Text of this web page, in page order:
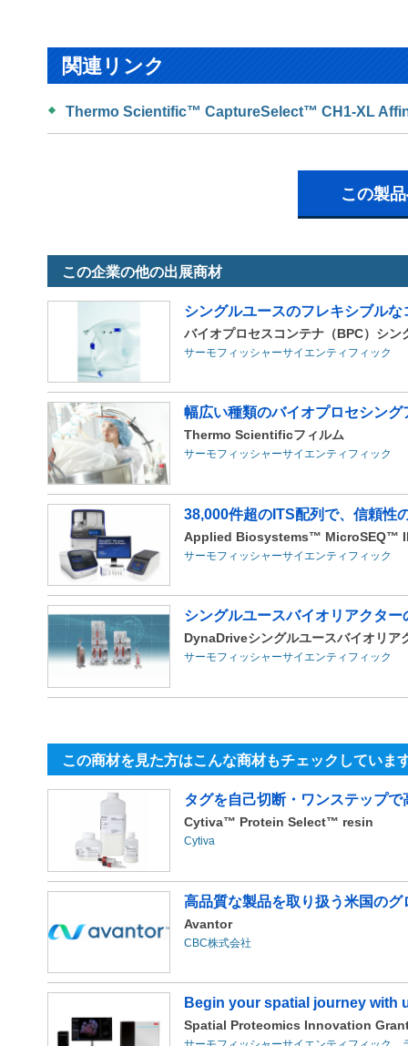
関連リンク
Thermo Scientific™ CaptureSelect™ CH1-XL
この製
この企業の他の出展商材
シングルユースのフレキシブル
バイオプロセスコンテナ（BPC）シン
サーモフィッシャーサイエンティフィック
幅広い種類のバイオプロセシン
Thermo Scientificフィルム
サーモフィッシャーサイエンティフィック
38,000件超のITS配列で、信頼性
Applied Biosystems™ MicroSEQ™
サーモフィッシャーサイエンティフィック
シングルユースバイオリアクタ
DynaDriveシングルユースバイオリア
サーモフィッシャーサイエンティフィック
この商材を見た方はこんな商材もチェックしていま
タグを自己切断・ワンステップで
Cytiva™ Protein Select™ resin
Cytiva
高品質な製品を取り扱う米国の
Avantor
CBC株式会社
Begin your spatial journey with
Spatial Proteomics Innovation